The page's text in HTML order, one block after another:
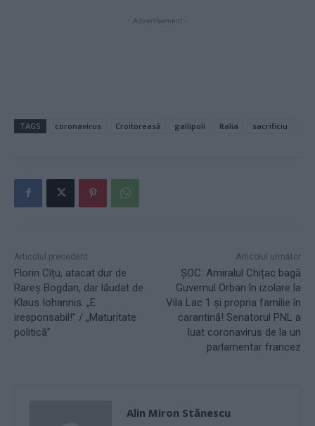
- Advertisement -
TAGS coronavirus Croitoreasă gallipoli Italia sacrificiu
Articolul precedent
Florin Cîțu, atacat dur de
Rareș Bogdan, dar lăudat de
Klaus Iohannis. „E
iresponsabil!” / „Maturitate
politică”
Articolul următor
ȘOC: Amiralul Chițac bagă
Guvernul Orban în izolare la
Vila Lac 1 și propria familie în
carantină! Senatorul PNL a
luat coronavirus de la un
parlamentar francez
Alin Miron Stănescu